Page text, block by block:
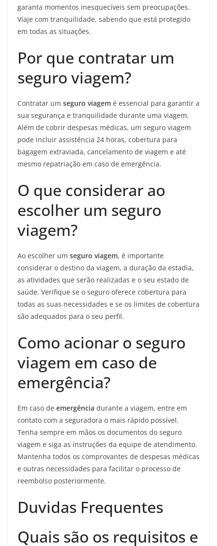
garanta momentos inesquecíveis sem preocupações.
Viaje com tranquilidade, sabendo que está protegido
em todas as situações.
Por que contratar um
seguro viagem?
Contratar um seguro viagem é essencial para garantir a
sua segurança e tranquilidade durante uma viagem.
Além de cobrir despesas médicas, um seguro viagem
pode incluir assistência 24 horas, cobertura para
bagagem extraviada, cancelamento de viagem e até
mesmo repatriação em caso de emergência.
O que considerar ao
escolher um seguro
viagem?
Ao escolher um seguro viagem, é importante
considerar o destino da viagem, a duração da estadia,
as atividades que serão realizadas e o seu estado de
saúde. Verifique se o seguro oferece cobertura para
todas as suas necessidades e se os limites de cobertura
são adequados para o seu perfil.
Como acionar o seguro
viagem em caso de
emergência?
Em caso de emergência durante a viagem, entre em
contato com a seguradora o mais rápido possível.
Tenha sempre em mãos os documentos do seguro
viagem e siga as instruções da equipe de atendimento.
Mantenha todos os comprovantes de despesas médicas
e outras necessidades para facilitar o processo de
reembolso posteriormente.
Duvidas Frequentes
Quais são os requisitos e